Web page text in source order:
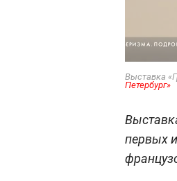
Выставка
Петербург»
первых